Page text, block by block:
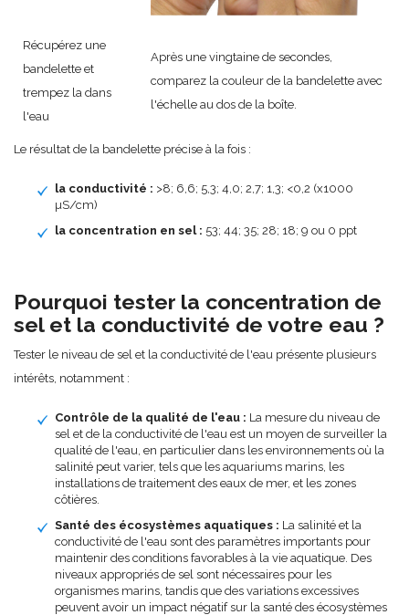
Récupérez une
bandelette et
trempez la dans
l'eau
Après une vingtaine de secondes,
comparez la couleur de la bandelette avec
l'échelle au dos de la boîte.
Le résultat de la bandelette précise à la fois :
la conductivité : >8; 6,6; 5,3; 4,0; 2,7; 1,3; <0,2 (x1000
µS/cm)
la concentration en sel : 53; 44; 35; 28; 18; 9 ou 0 ppt
Pourquoi tester la concentration de
sel et la conductivité de votre eau ?
Tester le niveau de sel et la conductivité de l'eau présente plusieurs
intérêts, notamment :
Contrôle de la qualité de l'eau : La mesure du niveau de
sel et de la conductivité de l'eau est un moyen de surveiller la
qualité de l'eau, en particulier dans les environnements où la
salinité peut varier, tels que les aquariums marins, les
installations de traitement des eaux de mer, et les zones
côtières.
Santé des écosystèmes aquatiques : La salinité et la
conductivité de l'eau sont des paramètres importants pour
maintenir des conditions favorables à la vie aquatique. Des
niveaux appropriés de sel sont nécessaires pour les
organismes marins, tandis que des variations excessives
peuvent avoir un impact négatif sur la santé des écosystèmes